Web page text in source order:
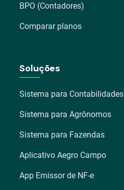
BPO (Contadores)
Comparar planos
Soluções
Sistema para Contabilidades
Sistema para Agrônomos
Sistema para Fazendas
Aplicativo Aegro Campo
App Emissor de NF-e